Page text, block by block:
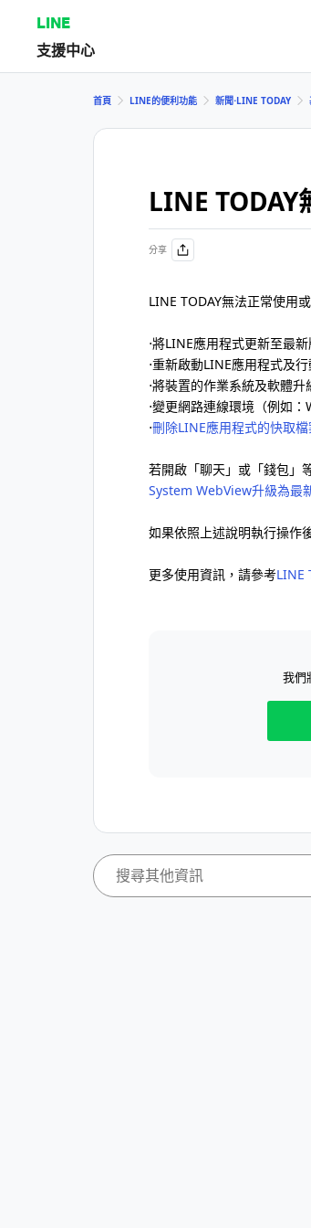
LINE
支援中心
首頁 LINE的便利功能 新聞⋅LINE TODAY
LINE TODAY
分享
LINE TODAY無法正常使用
⋅將LINE應用程式更新至最
⋅重新啟動LINE應用程式及
⋅將裝置的作業系統及軟體
⋅變更網路連線環境（例如：
⋅刪除LINE應用程式的快取
若開啟「聊天」或「錢包」
System WebView升級為最
如果依照上述說明執行操作
更多使用資訊，請參考LINE
我們